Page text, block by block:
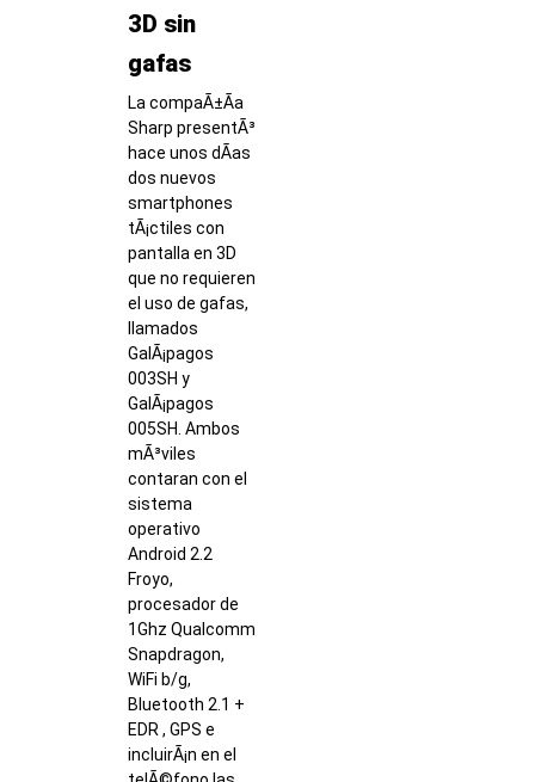
3D sin
gafas
La compaÃ±Ã­a
Sharp presentÃ³
hace unos dÃ­as
dos nuevos
smartphones
tÃ¡ctiles con
pantalla en 3D
que no requieren
el uso de gafas,
llamados
GalÃ¡pagos
003SH y
GalÃ¡pagos
005SH. Ambos
mÃ³viles
contaran con el
sistema
operativo
Android 2.2
Froyo,
procesador de
1Ghz Qualcomm
Snapdragon,
WiFi b/g,
Bluetooth 2.1 +
EDR , GPS e
incluirÃ¡n en el